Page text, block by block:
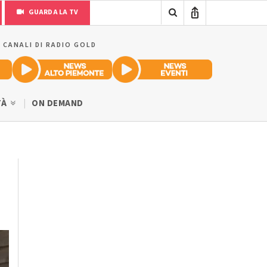
GUARDA LA TV
DI RADIO GOLD
ON DEMAND